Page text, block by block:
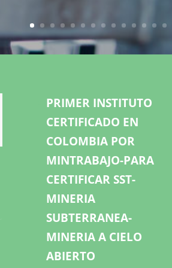
PRIMER INSTITUTO
CERTIFICADO EN
COLOMBIA POR
MINTRABAJO-PARA
CERTIFICAR SST-
MINERIA
SUBTERRANEA-
MINERIA A CIELO
ABIERTO